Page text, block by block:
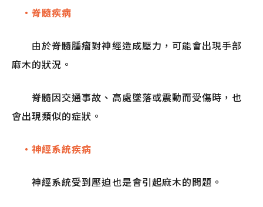
・脊髓疾病
由於脊髓腫瘤對神經造成壓力，可能會出現手部
麻木的狀況。
脊髓因交通事故、高處墜落或震動而受傷時，也
會出現類似的症狀。
・神經系統疾病
神經系統受到壓迫也是會引起麻木的問題。